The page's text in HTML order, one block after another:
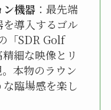
ン機器 ：最先端
導入するゴル
「SDR Golf
細な映像とリ
本物のラウン
臨場感を楽し